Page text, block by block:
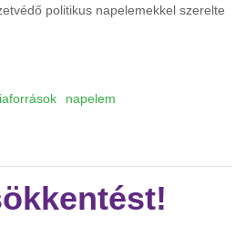
politikus napelemekkel szerelte
napelem